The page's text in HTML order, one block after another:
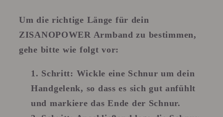
Um die richtige Länge für dein
ZISANOPOWER Armband zu bestimmen,
gehe bitte wie folgt vor:
Schritt: Wickle eine Schnur um dein
Handgelenk, so dass es sich gut anfühlt
und markiere das Ende der Schnur.